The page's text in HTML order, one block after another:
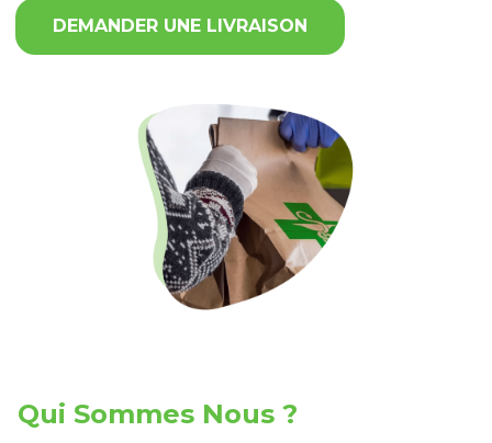
DEMANDER UNE LIVRAISON
Qui Sommes Nous ?